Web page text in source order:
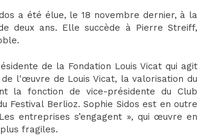
a été élue, le 18 novembre dernier, à la
deux ans. Elle succède à Pierre Streiff,
de la Fondation Louis Vicat qui agit
l'œuvre de Louis Vicat, la valorisation du
la fonction de vice-présidente du Club
Festival Berlioz. Sophie Sidos est en outre
entreprises s’engagent », qui œuvre en
fragiles.